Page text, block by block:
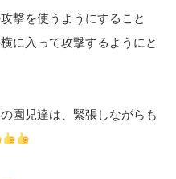
撃を使うようにすること
に入って攻撃するようにと
園児達は、緊張しながらも